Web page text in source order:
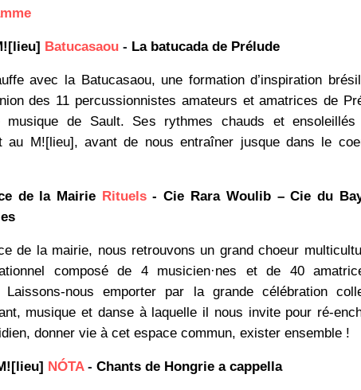
Batucasaou - La batucada de Prélude
avec la Batucasaou, une formation d’inspiration
des 11 percussionnistes amateurs et amatrices de
musique de Sault. Ses rythmes chauds et ensoleillés
au M![lieu], avant de nous entraîner jusque dans le
de la Mairie Rituels - Cie Rara Woulib–Cie du
de la mairie, nous retrouvons un grand choeur
composé de 4 musicien·nes et de 40
Laissons-nous emporter par la grande célébration
musique et danse à laquelle il nous invite pour ré-
donner vie à cet espace commun, exister ensemble !
NÓTA- Chants de Hongrie a cappella